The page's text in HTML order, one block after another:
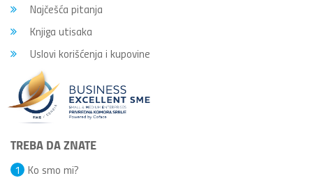
Najčešća pitanja
Knjiga utisaka
Uslovi korišćenja i kupovine
TREBA DA ZNATE
Ko smo mi?
1